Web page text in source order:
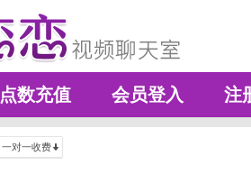
点数充值 会员登入 注
一对一收费